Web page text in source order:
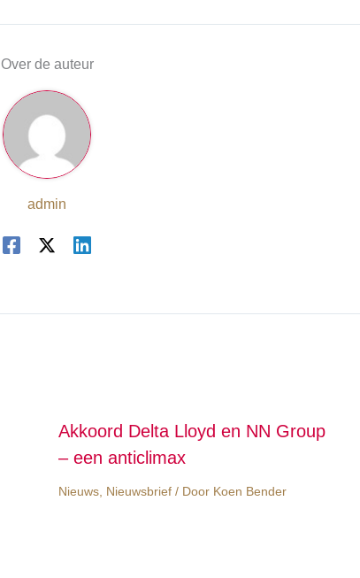
Over de auteur
admin
Akkoord Delta Lloyd en NN Group
– een anticlimax
Nieuws, Nieuwsbrief/ Door Koen Bender